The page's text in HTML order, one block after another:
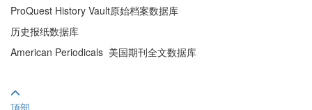
ProQuest History Vault原始档案数据库
历史报纸数据库
American Periodicals 美国期刊全文数据库